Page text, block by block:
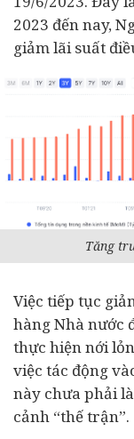
2023 đến nay,
giảm lãi suất
Tăng
Việc tiếp tục
hàng Nhà nước
thực hiện nới
việc tác động
này chưa phải
cảnh “thế trận”.